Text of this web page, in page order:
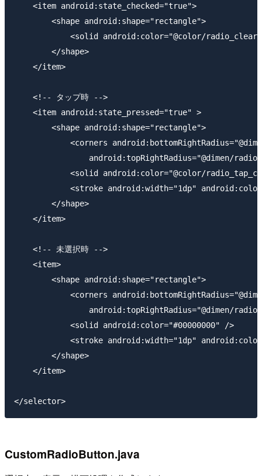
    <item android:state_checked="true">
        <shape android:shape="rectangle">
<solid android:color="@color/
        </shape>
    </item>
    <!-- タップ時 -->
    <item android:state_pressed="true" >
        <shape android:shape="rectangle">
<corners
android:topRightRadius="@dimen/
<solid android:color="@color/
<stroke android:width="1dp"
        </shape>
    </item>
    <!-- 未選択時 -->
    <item>
        <shape android:shape="rectangle">
<corners
android:topRightRadius="@dimen/
            <solid android:color="#00000000" />
<stroke android:width="1dp"
        </shape>
    </item>
CustomRadioButton.java